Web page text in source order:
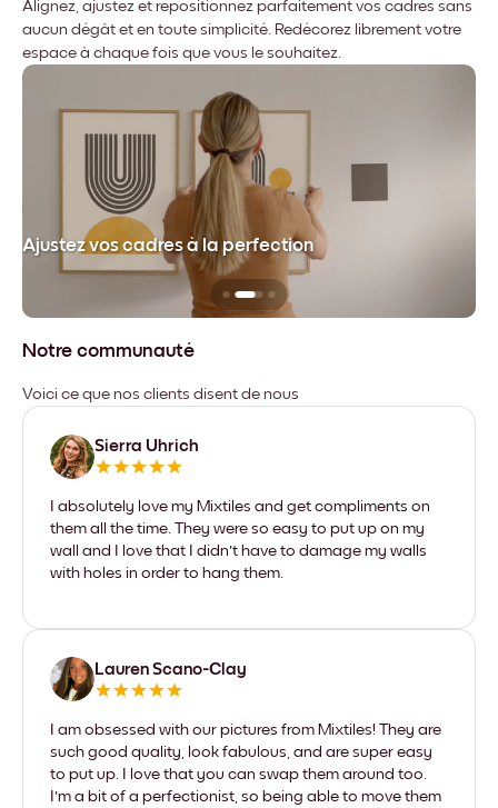
Alignez, ajustez et repositionnez parfaitement vos cadres sans
aucun dégât et en toute simplicité. Redécorez librement votre
espace à chaque fois que vous le souhaitez.
Ajustez vos cadres à la perfection
Notre communauté
Voici ce que nos clients disent de nous
Sierra Uhrich
I absolutely love my Mixtiles and get compliments on
them all the time. They were so easy to put up on my
wall and I love that I didn't have to damage my walls
with holes in order to hang them.
Lauren Scano-Clay
I am obsessed with our pictures from Mixtiles! They are
such good quality, look fabulous, and are super easy
to put up. I love that you can swap them around too.
I'm a bit of a perfectionist, so being able to move them